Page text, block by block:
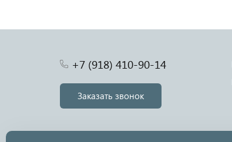
+7 (918) 410-90-14
Заказать звонок